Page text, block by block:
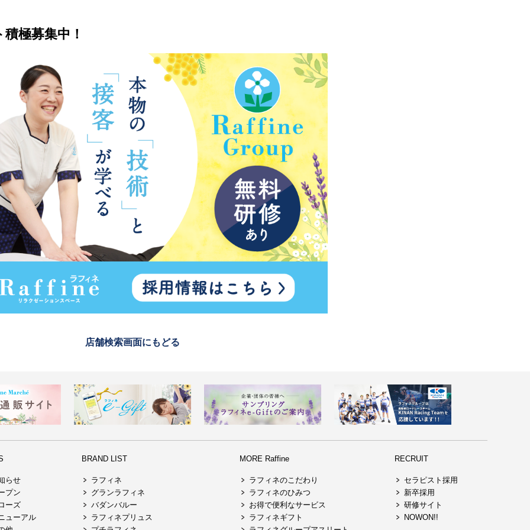
極募集中！
店舗検索画面にもどる
らせ
プン
ーズ
ューアル
BRAND LIST
ラフィネ
グランラフィネ
バダンバルー
ラフィネプリュス
MORE Raffine
ラフィネのこだわり
ラフィネのひみつ
お得で便利なサービス
ラフィネギフト
RECRUIT
セラピスト採用
新卒採用
研修サイト
NOWON!!